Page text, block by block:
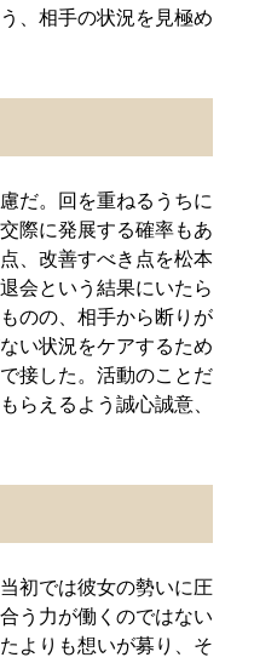
、相手の状況を見極め
だ。回を重ねるうちに
際に発展する確率もあ
、改善すべき点を松本
会という結果にいたら
のの、相手から断りが
い状況をケアするため
接した。活動のことだ
らえるよう誠心誠意、
初では彼女の勢いに圧
う力が働くのではない
よりも想いが募り、そ